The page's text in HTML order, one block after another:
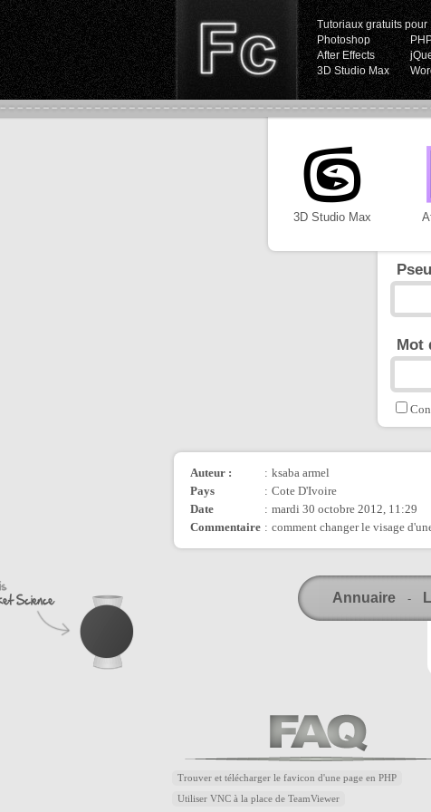
Tutoriaux gratuits pour
Photoshop
After Effects
3D Studio Max
3D Studio Max
Mot
Auteur : : ksaba armel
Pays
: Cote D'Ivoire
Date
: mardi 30 octobre 2012, 11:29
Commentaire : comment changer le visage
Annuaire -
Trouver et télécharger le favicon d'une page en PHP
Utiliser VNC à la place de TeamViewer